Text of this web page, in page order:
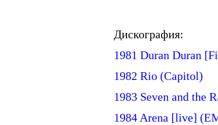
Дискография:
1981 Duran Duran
1982 Rio (Capitol)
1983 Seven and the
1984 Arena [live]